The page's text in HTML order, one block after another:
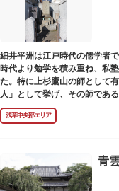
細井平洲は江戸時代の儒学者
時代より勉学を積み重ね、私
た。特に上杉鷹山の師として
人」として挙げ、その師であ
しています。お墓は天嶽院（
浅草中央部エリア
青